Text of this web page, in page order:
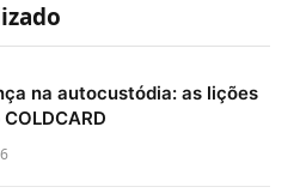
na autocustódia: as lições